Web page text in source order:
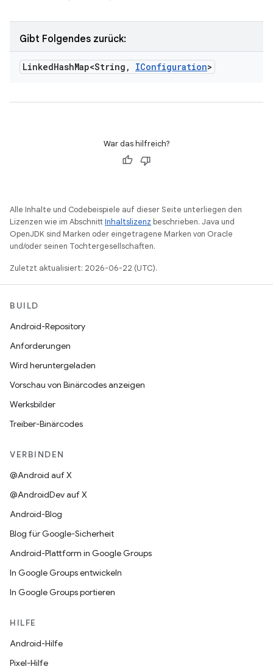
Gibt Folgendes zurück:
LinkedHashMap<String , IConfiguration>
War das hilfreich?
Alle Inhalte und Codebeispiele auf dieser Seite unterliegen den
Lizenzen wie im AbschnittInhaltslizenz beschrieben. Java und
OpenJDK sind Marken oder eingetragene Marken von Oracle
und/oder seinen Tochtergesellschaften.
Zuletzt aktualisiert: 2026-06-22 (UTC).
BUILD
Android-Repository
Anforderungen
Wird heruntergeladen
Vorschau von Binärcodes anzeigen
Werksbilder
Treiber-Binärcodes
VERBINDEN
@Android auf X
@AndroidDev auf X
Android-Blog
Blog für Google-Sicherheit
Android-Plattform in Google Groups
In Google Groups entwickeln
In Google Groups portieren
HILFE
Android-Hilfe
Pixel-Hilfe